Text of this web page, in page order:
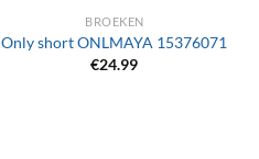
BROEKEN
Only short ONLMAYA 15376071
€24.99